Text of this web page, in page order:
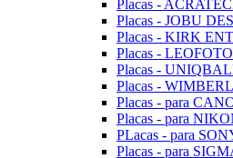
Placas -
Placas - JOBU
Placas - KIRK
Placas - LEOFOTO
Placas -
Placas -
Placas - para
Placas - para
PLacas - para
Placas - para